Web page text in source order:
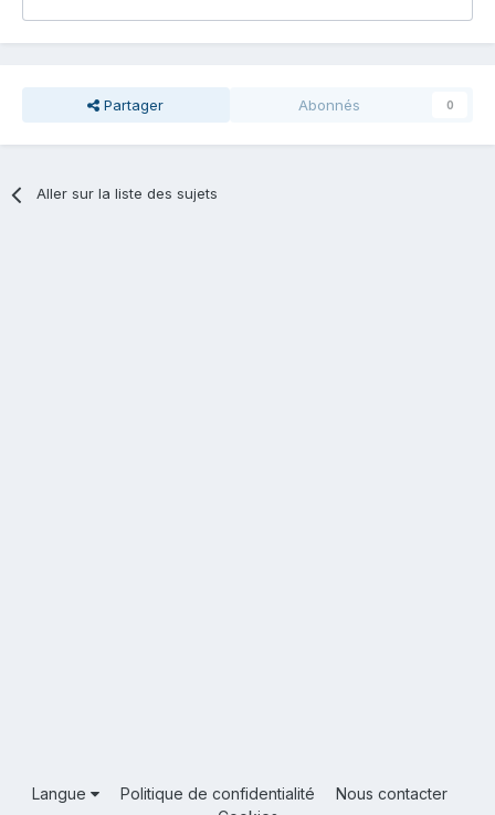
Partager Abonnés 0
Aller sur la liste des sujets
Langue Politique de confidentialité
Nous contacter